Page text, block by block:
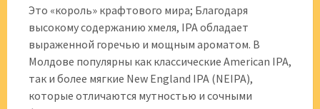
Это «король» крафтового мира; Благодаря
высокому содержанию хмеля, IPA обладает
выраженной горечью и мощным ароматом. В
Молдове популярны как классические American IPA,
так и более мягкие New England IPA (NEIPA),
которые отличаются мутностью и сочными